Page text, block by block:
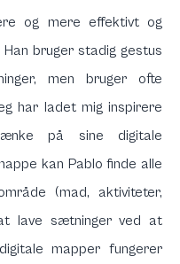
og mere effektivt og
bruger stadig gestus
men bruger ofte
har ladet mig inspirere
på sine digitale
kan Pablo finde alle
(mad, aktiviteter,
lave sætninger ved at
mapper fungerer